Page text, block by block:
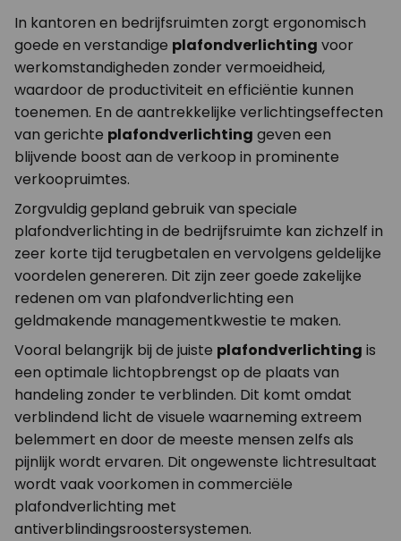
In kantoren en bedrijfsruimten zorgt ergonomisch
goede en verstandige plafondverlichting voor
werkomstandigheden zonder vermoeidheid,
waardoor de productiviteit en efficiëntie kunnen
toenemen. En de aantrekkelijke verlichtingseffecten
van gerichte plafondverlichting geven een
blijvende boost aan de verkoop in prominente
verkoopruimtes.
Zorgvuldig gepland gebruik van speciale
plafondverlichting in de bedrijfsruimte kan zichzelf in
zeer korte tijd terugbetalen en vervolgens geldelijke
voordelen genereren. Dit zijn zeer goede zakelijke
redenen om van plafondverlichting een
geldmakende managementkwestie te maken.
Vooral belangrijk bij de juiste plafondverlichting is
een optimale lichtopbrengst op de plaats van
handeling zonder te verblinden. Dit komt omdat
verblindend licht de visuele waarneming extreem
belemmert en door de meeste mensen zelfs als
pijnlijk wordt ervaren. Dit ongewenste lichtresultaat
wordt vaak voorkomen in commerciële
plafondverlichting met
antiverblindingsroostersystemen.